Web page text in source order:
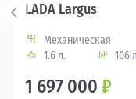
LADA Largus
Механическая
1.6 л.
106
1 697 000 ₽